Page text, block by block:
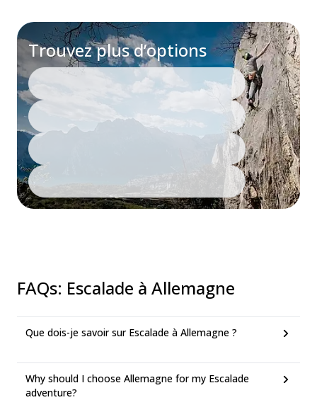
Trouvez plus d’options
FAQs: Escalade à Allemagne
Que dois-je savoir sur Escalade à Allemagne ?
Why should I choose Allemagne for my Escalade
adventure?